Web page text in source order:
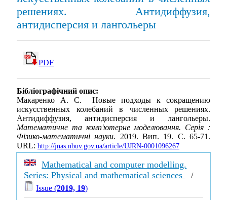
решениях. Антидиффузия,
антидисперсия и лангольеры
PDF
Бібліографічний опис:
Макаренко А. С. Новые подходы к сокращению
искусственных колебаний в численных решениях.
Антидиффузия, антидисперсия и лангольеры.
Математичне та комп'ютерне моделювання. Серія :
Фізико-математичні науки. 2019. Вип. 19. С. 65-71.
URL: http://jnas.nbuv.gov.ua/article/UJRN-0001096267
Mathematical and computer modelling.
Series: Physical and mathematical sciences
/
Issue (2019, 19)